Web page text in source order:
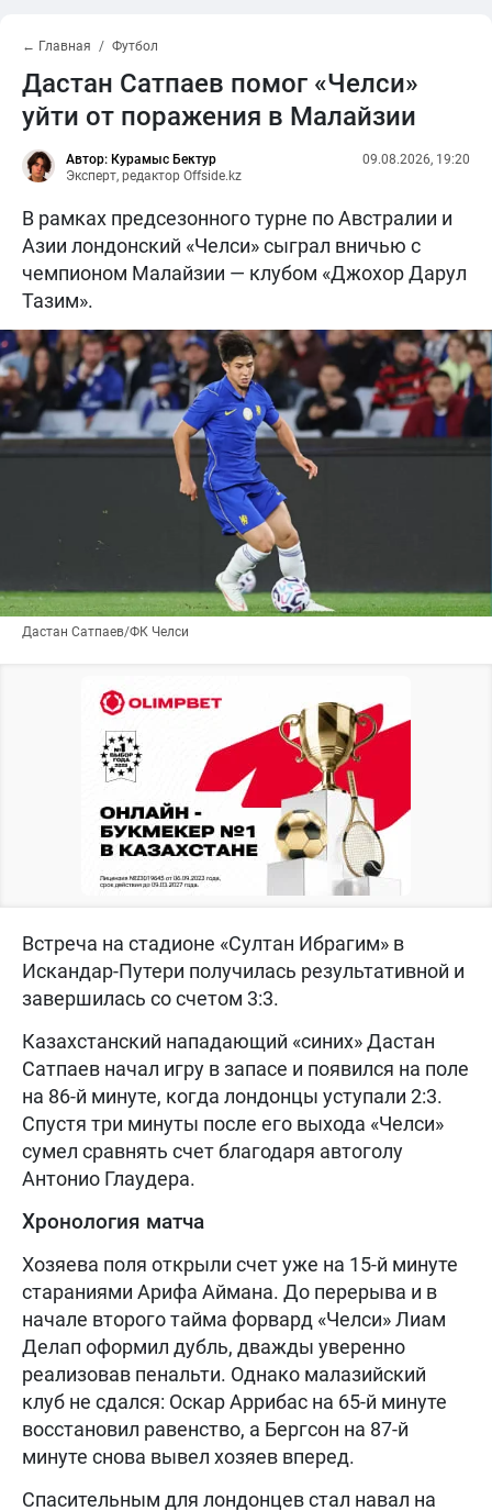
← Главная Футбол
Дастан Сатпаев помог «Челси»
уйти от поражения в Малайзии
Автор: Курамыс Бектур
Эксперт, редактор Offside.kz
09.08.2026, 19:20
В рамках предсезонного турне по Австралии и
Азии лондонский «Челси» сыграл вничью с
чемпионом Малайзии — клубом «Джохор Дарул
Тазим».
Дастан Сатпаев/ФК Челси
Встреча на стадионе «Султан Ибрагим» в
Искандар-Путери получилась результативной и
завершилась со счетом 3:3.
Казахстанский нападающий «синих» Дастан
Сатпаев начал игру в запасе и появился на поле
на 86-й минуте, когда лондонцы уступали 2:3.
Спустя три минуты после его выхода «Челси»
сумел сравнять счет благодаря автоголу
Антонио Глаудера.
Хронология матча
Хозяева поля открыли счет уже на 15-й минуте
стараниями Арифа Аймана. До перерыва и в
начале второго тайма форвард «Челси» Лиам
Делап оформил дубль, дважды уверенно
реализовав пенальти. Однако малазийский
клуб не сдался: Оскар Аррибас на 65-й минуте
восстановил равенство, а Бергсон на 87-й
минуте снова вывел хозяев вперед.
Спасительным для лондонцев стал навал на